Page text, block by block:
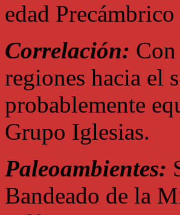
edad
Correlación:
regiones hacia el
probablemente
Grupo Iglesias.
Paleoambientes:
Bandeado de la